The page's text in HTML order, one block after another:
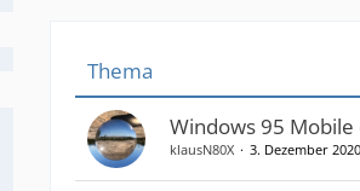
Thema
Windows 95
klausN80X 3. Dezember 2020